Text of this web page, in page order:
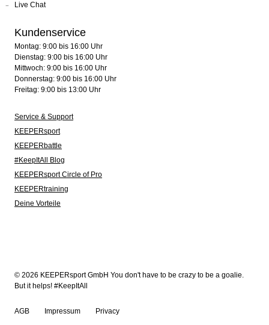
Live Chat
Kundenservice
Montag: 9:00 bis 16:00 Uhr
Dienstag: 9:00 bis 16:00 Uhr
Mittwoch: 9:00 bis 16:00 Uhr
Donnerstag: 9:00 bis 16:00 Uhr
Freitag: 9:00 bis 13:00 Uhr
Service & Support
KEEPERsport
KEEPERbattle
#KeepItAll Blog
KEEPERsport Circle of Pro
KEEPERtraining
Deine Vorteile
© 2026 KEEPERsport GmbH You don't have to be crazy to be a goalie.
But it helps! #KeepItAll
AGB Impressum Privacy